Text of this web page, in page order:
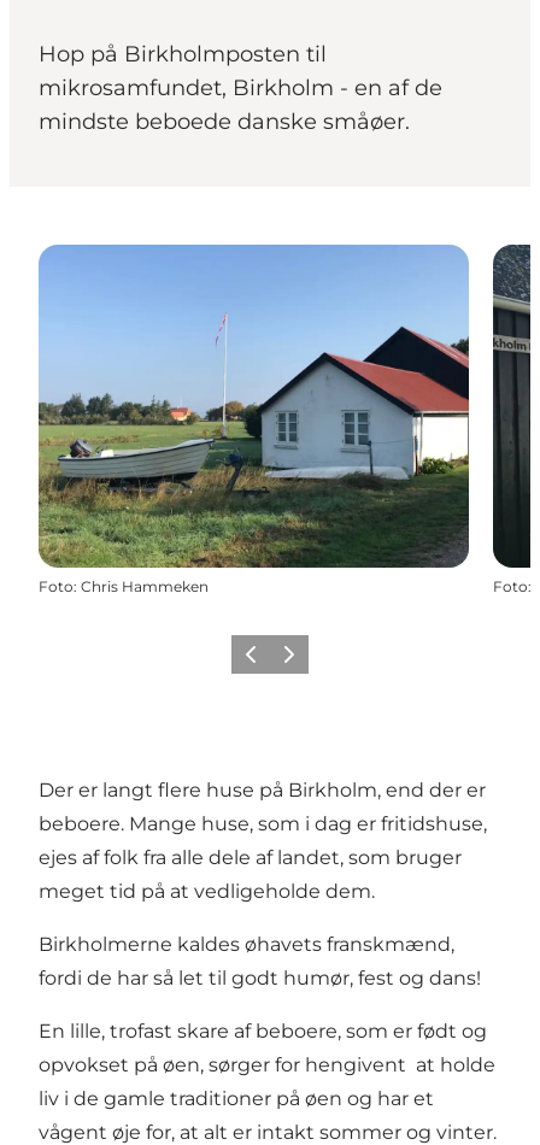
Hop på Birkholmposten til
mikrosamfundet, Birkholm - en af de
mindste beboede danske småøer.
Foto: Chris Hammeken Foto:
ForrigeNæste
Der er langt flere huse på Birkholm, end der er
beboere. Mange huse, som i dag er fritidshuse,
ejes af folk fra alle dele af landet, som bruger
meget tid på at vedligeholde dem.
Birkholmerne kaldes øhavets franskmænd,
fordi de har så let til godt humør, fest og dans!
En lille, trofast skare af beboere, som er født og
opvokset på øen, sørger for hengivent at holde
liv i de gamle traditioner på øen og har et
vågent øje for, at alt er intakt sommer og vinter.